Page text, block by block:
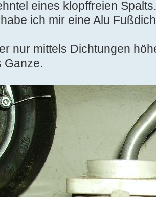
eines klopffreien
ich mir eine Alu
nur mittels Dichtungen
Ganze.